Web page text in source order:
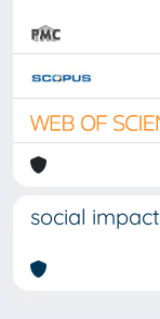
social impact